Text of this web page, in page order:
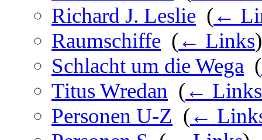
Richard J. Leslie (←
Raumschiffe (← Links)
Schlacht um die Wega (
Titus Wredan (← Links
Personen U-Z (←